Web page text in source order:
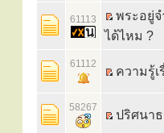
61113
พระอยู่
ได้ไหม ?
61112
ความรู้เ
58267
ปริศนาธ